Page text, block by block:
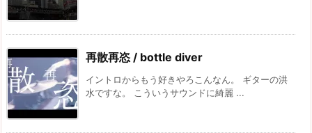
再散再恣 / bottle diver
イントロからもう好きやろこんなん。 ギターの洪
水ですな。 こういうサウンドに綺麗 ...